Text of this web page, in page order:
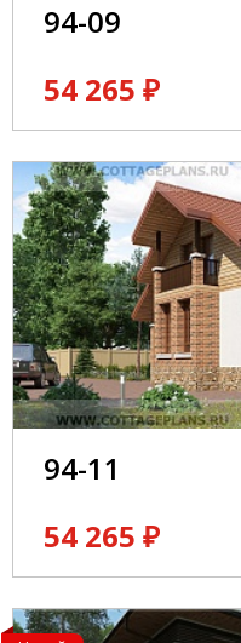
94-09
54 265 ₽
94-11
54 265 ₽